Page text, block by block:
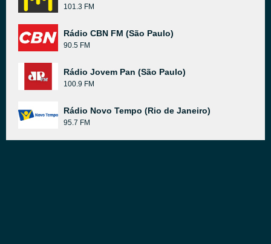
101.3 FM
Rádio CBN FM (São Paulo)
90.5 FM
Rádio Jovem Pan (São Paulo)
100.9 FM
Rádio Novo Tempo (Rio de Janeiro)
95.7 FM